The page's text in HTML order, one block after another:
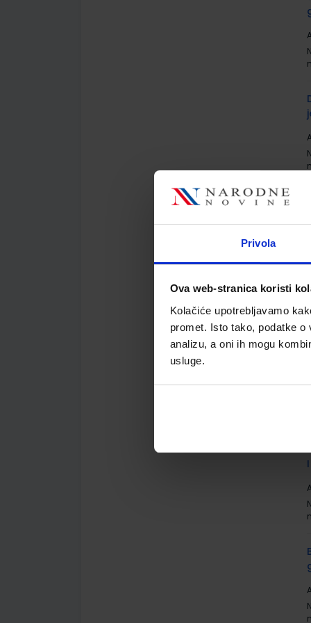
Privola
Ova web-stranica koristi
Kolačiće upotrebljavamo
promet. Isto tako, podatke
analizu, a oni ih mogu
usluge.